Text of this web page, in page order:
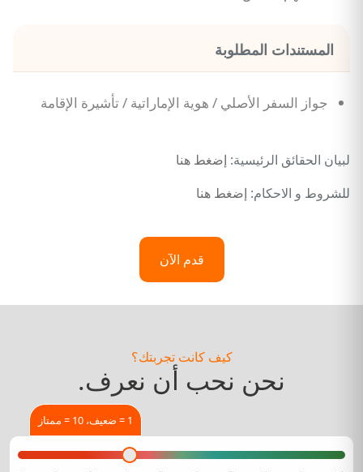
المستندات المطلوبة
جواز السفر الأصلي / هوية الإماراتية / تأشيرة الإقامة
لبيان الحقائق الرئيسية: إضغط هنا
للشروط و الاحكام: إضغط هنا
قدم الآن
كيف كانت تجربتك؟
نحن نحب أن نعرف.
1 = ضعيف، 10 = ممتاز